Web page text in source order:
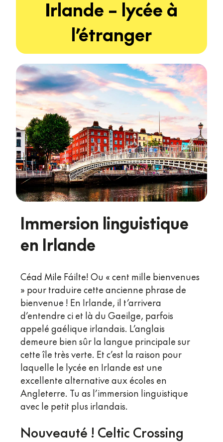
Irlande – lycée à
l’étranger
Immersion linguistique
en Irlande
Céad Mile Fáilte! Ou « cent mille bienvenues
» pour traduire cette ancienne phrase de
bienvenue ! En Irlande, il t’arrivera
d’entendre ci et là du Gaeilge, parfois
appelé gaélique irlandais. L’anglais
demeure bien sûr la langue principale sur
cette île très verte. Et c’est la raison pour
laquelle le lycée en Irlande est une
excellente alternative aux écoles en
Angleterre. Tu as l’immersion linguistique
avec le petit plus irlandais.
Nouveauté ! Celtic Crossing